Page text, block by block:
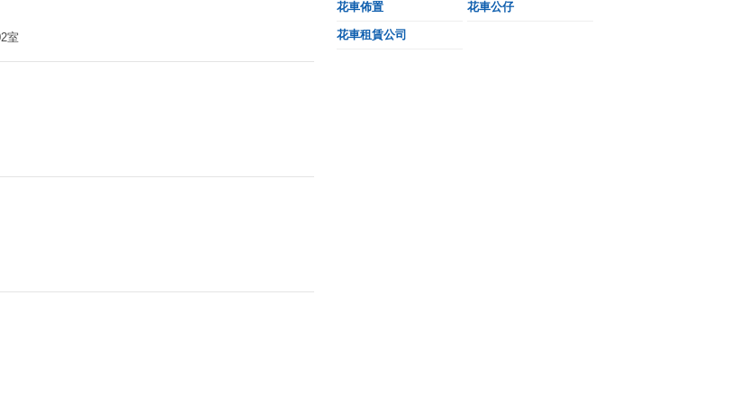
室
花車佈置 花車公仔
花車租賃公司